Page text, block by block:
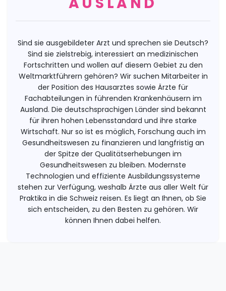
Sind sie ausgebildeter Arzt und sprechen sie Deutsch?
Sind sie zielstrebig, interessiert an medizinischen
Fortschritten und wollen auf diesem Gebiet zu den
Weltmarktführern gehören? Wir suchen Mitarbeiter in
der Position des Hausarztes sowie Ärzte für
Fachabteilungen in führenden Krankenhäusern im
Ausland. Die deutschsprachigen Länder sind bekannt
für ihren hohen Lebensstandard und ihre starke
Wirtschaft. Nur so ist es möglich, Forschung auch im
Gesundheitswesen zu finanzieren und langfristig an
der Spitze der Qualitätserhebungen im
Gesundheitswesen zu bleiben. Modernste
Technologien und effiziente Ausbildungssysteme
stehen zur Verfügung, weshalb Ärzte aus aller Welt für
Praktika in die Schweiz reisen. Es liegt an Ihnen, ob Sie
sich entscheiden, zu den Besten zu gehören. Wir
können Ihnen dabei helfen.